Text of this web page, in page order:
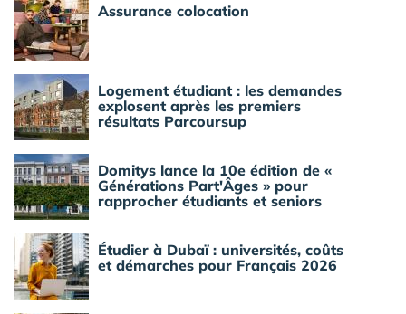
Assurance colocation
Logement étudiant : les demandes
explosent après les premiers
résultats Parcoursup
Domitys lance la 10e édition de «
Générations Part'Âges » pour
rapprocher étudiants et seniors
Étudier à Dubaï : universités, coûts
et démarches pour Français 2026